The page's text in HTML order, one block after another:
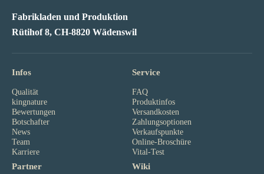
Fabrikladen und Produktion
Rütihof 8, CH-8820 Wädenswil
Infos
Qualität
kingnature
Bewertungen
Botschafter
News
Team
Karriere
Service
FAQ
Produktinfos
Versandkosten
Zahlungsoptionen
Verkaufspunkte
Online-Broschüre
Vital-Test
Partner
Wiki